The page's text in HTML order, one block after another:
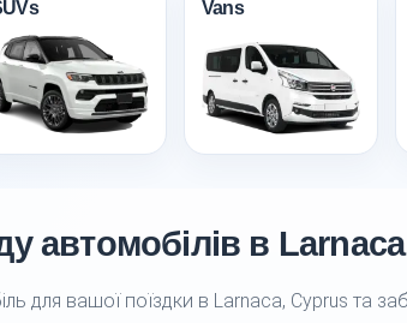
Vans
автомобілів в
для вашої поїздки в Larnaca, Cyprus та